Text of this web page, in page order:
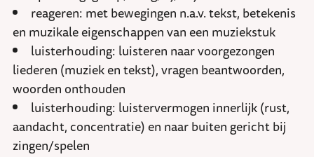
reageren: met bewegingen n.a.v. tekst, betekenis
en muzikale eigenschappen van een muziekstuk
luisterhouding: luisteren naar voorgezongen
liederen (muziek en tekst), vragen beantwoorden,
woorden onthouden
luisterhouding: luistervermogen innerlijk (rust,
aandacht, concentratie) en naar buiten gericht bij
zingen/spelen